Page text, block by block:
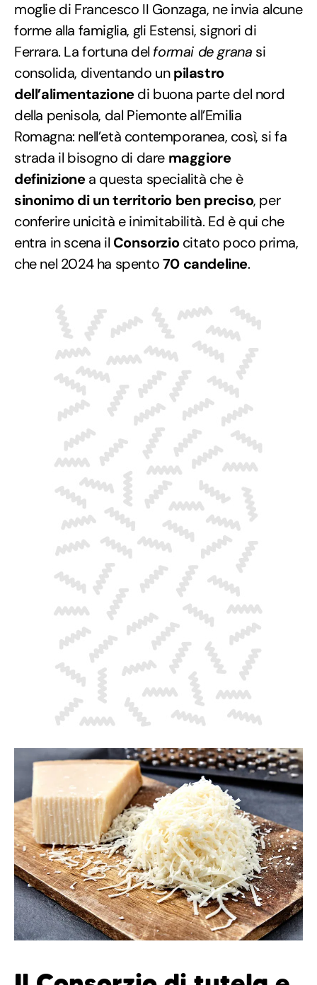
moglie di Francesco II Gonzaga, ne invia alcune
forme alla famiglia, gli Estensi, signori di
Ferrara. La fortuna del formai de grana si
consolida, diventando unpilastro
dell’alimentazionedi buona parte del nord
della penisola, dal Piemonte all’Emilia
Romagna: nell’età contemporanea, così, si fa
strada il bisogno di dare maggiore
definizionea questa specialità che è
sinonimo di un territorio ben preciso, per
conferire unicità e inimitabilità. Ed è qui che
entra in scena il Consorziocitato poco prima,
che nel 2024 ha spento70 candeline.